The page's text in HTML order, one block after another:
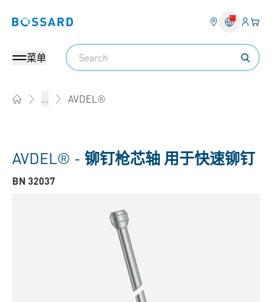
Bossard homepage 登入
您
菜单
Search
... AVDEL®
AVDEL® - 铆钉枪芯轴 用于快速铆钉
BN 32037